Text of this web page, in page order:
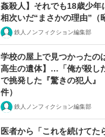
姦殺人】それでも18歳少年
相次いだ“まさかの理由”（
鉄人ノンフィクション編集部
学校の屋上で見つかったの
高生の遺体】…「俺が殺し
で挑発した『驚きの犯人』
件）
鉄人ノンフィクション編集部
医者から「これを続けてた